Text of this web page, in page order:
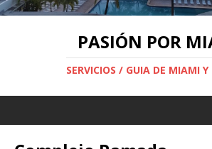
PASIÓN POR
SERVICIOS / GUIA DE MIAMI Y